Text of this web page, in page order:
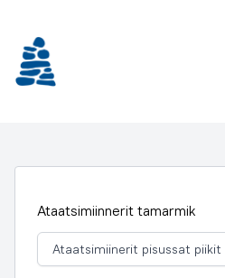
Ataatsimiinnerit tamarmik
Ataatsimiinerit pisussat piikit